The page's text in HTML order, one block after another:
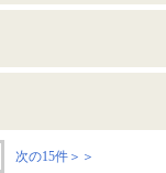
次の15件＞＞